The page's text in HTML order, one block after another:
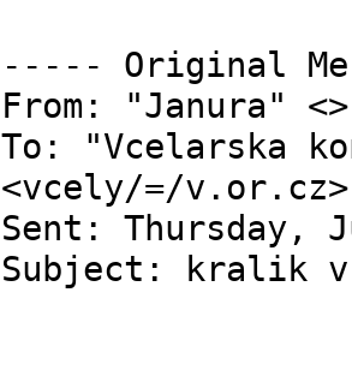
----- Original
From: "Janura" <>
To: "Vcelarska
<vcely/=/v.or.cz>
Sent: Thursday,
Subject: kralik